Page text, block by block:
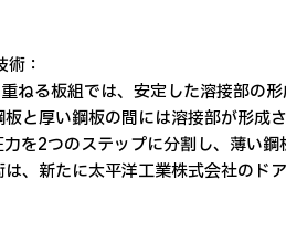
：
ねる板組では、安定した溶接部の
と厚い鋼板の間には溶接部が形成
を2つのステップに分割し、薄い
、新たに太平洋工業株式会社の